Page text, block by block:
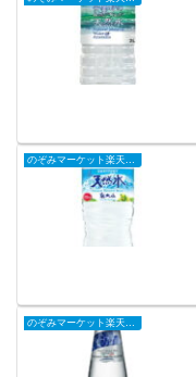
のぞみマーケット楽天市場店